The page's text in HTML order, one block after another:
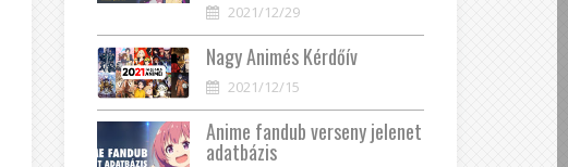
2021/12/29
Nagy Animés Kérdőív
2021/12/15
Anime fandub verseny jelenet
adatbázis